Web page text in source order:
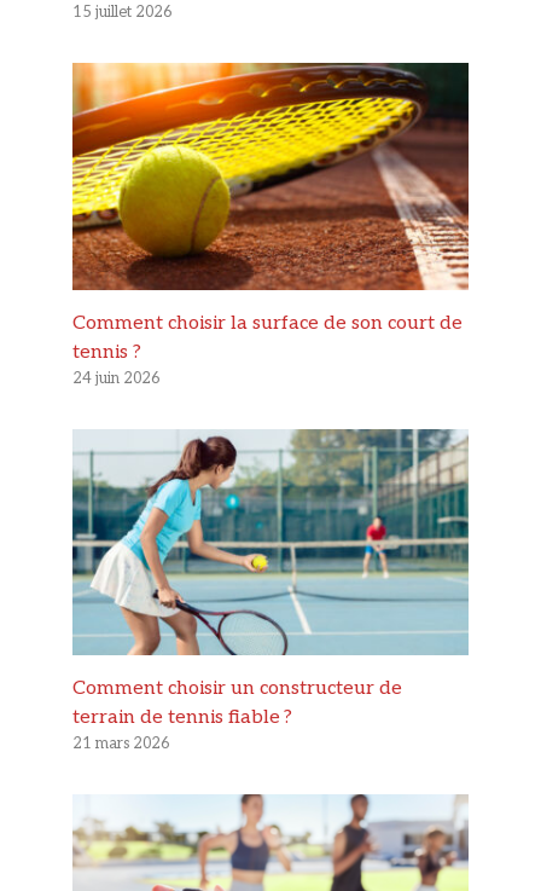
15 juillet 2026
Comment choisir la surface de son court de
tennis ?
24 juin 2026
Comment choisir un constructeur de
terrain de tennis fiable ?
21 mars 2026